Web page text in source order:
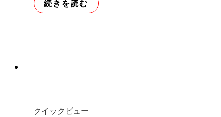
続きを読む
クイックビュー